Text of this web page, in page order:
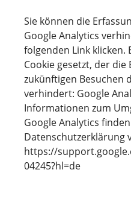
Sie können die
Google Analytics
folgenden Link klicken.
Cookie gesetzt, der
zukünftigen Besuchen
verhindert: Google
Informationen zum
Google Analytics
Datenschutzerklärung
https://
04245?hl=de